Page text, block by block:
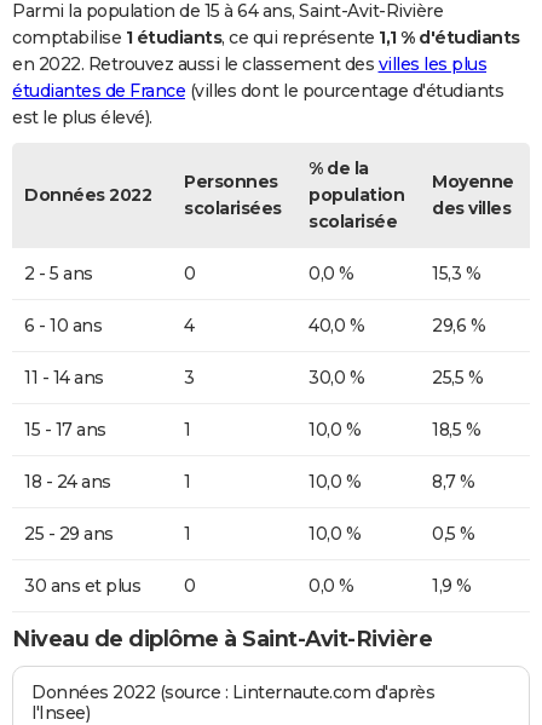
Parmi la population de 15 à 64 ans, Saint-Avit-Rivière
comptabilise 1 étudiants, ce qui représente 1,1 % d'étudiants
en 2022. Retrouvez aussi le classement des villes les plus
étudiantes de France (villes dont le pourcentage d'étudiants
est le plus élevé).
Données 2022
Personnes
scolarisées
% de la
population
scolarisée
Moyenne
des villes
2 - 5 ans 0 0,0 % 15,3 %
6 - 10 ans 4 40,0 % 29,6 %
11 - 14 ans 3 30,0 % 25,5 %
15 - 17 ans 1 10,0 % 18,5 %
18 - 24 ans 1 10,0 % 8,7 %
25 - 29 ans 1 10,0 % 0,5 %
30 ans et plus 0 0,0 % 1,9 %
Niveau de diplôme à Saint-Avit-Rivière
Données 2022 (source : Linternaute.com d'après
l'Insee)